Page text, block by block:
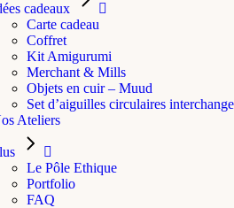
cadeaux
Carte cadeau
Coffret
Kit Amigurumi
Merchant & Mills
Objets en cuir – Muud
Set d’aiguilles circulaires
Ateliers
Le Pôle Ethique
Portfolio
FAQ